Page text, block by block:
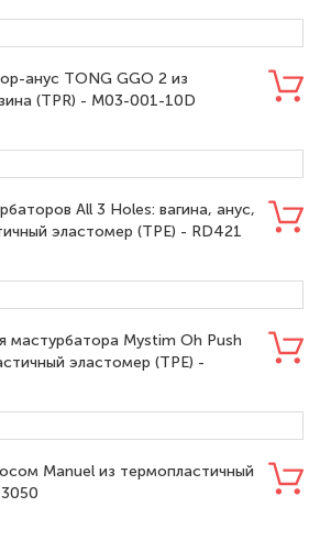
анус TONG GGO 2 из
(TPR) - M03-001-10D
All 3 Holes: вагина, анус,
эластомер (TPE) - RD421
мастурбатора Mystim Oh Push
эластомер (TPE) -
Manuel из термопластичный